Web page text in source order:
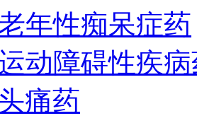
年性痴呆症药
动障碍性疾
痛药